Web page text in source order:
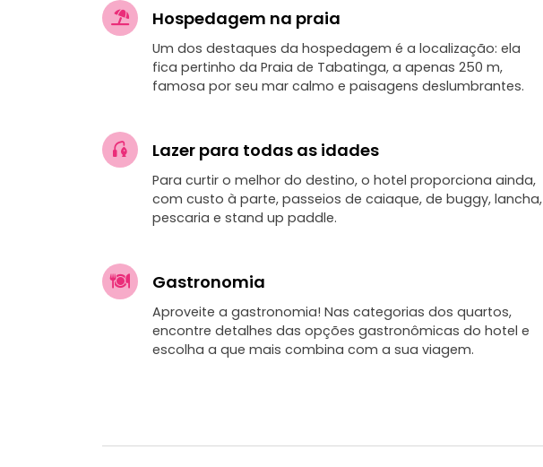
Hospedagem na praia
Um dos destaques da hospedagem é a localização: ela
fica pertinho da Praia de Tabatinga, a apenas 250 m,
famosa por seu mar calmo e paisagens deslumbrantes.
Lazer para todas as idades
Para curtir o melhor do destino, o hotel proporciona ainda,
com custo à parte, passeios de caiaque, de buggy, lancha,
pescaria e stand up paddle.
Gastronomia
Aproveite a gastronomia! Nas categorias dos quartos,
encontre detalhes das opções gastronômicas do hotel e
escolha a que mais combina com a sua viagem.